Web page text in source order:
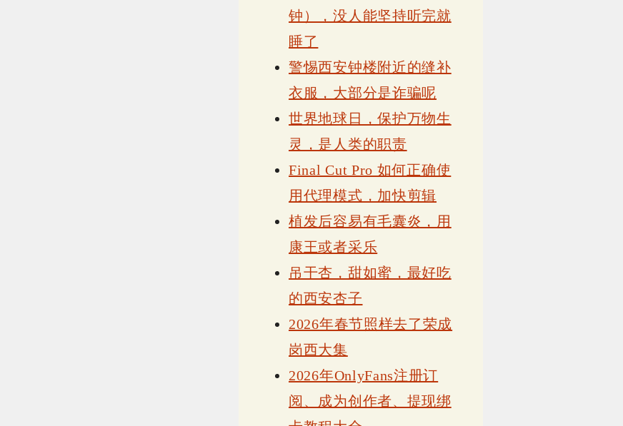
钟），没人能坚持听完就
睡了
警惕西安钟楼附近的缝补
衣服，大部分是诈骗呢
世界地球日，保护万物生
灵，是人类的职责
Final Cut Pro 如何正确使
用代理模式，加快剪辑
植发后容易有毛囊炎，用
康王或者采乐
吊干杏，甜如蜜，最好吃
的西安杏子
2026年春节照样去了荣成
岗西大集
2026年OnlyFans注册订
阅、成为创作者、提现绑